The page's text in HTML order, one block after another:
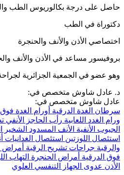
حاصل على درجة بكالوريوس الطب
دكتوراة في الطب
اختصاصي الأذن والأنف والحنجرة
بروفيسور مساعد في الأذن والأنف
وهو عضو في الجمعية الجزائرية
د. عادل شاوش متخصص في:
عادل شاوش متخصص في:
سرطان الغدة الدرقية أورام الغدة
ورام الغدد اللعابية رأب الحاجز الأنفي
الجيوب الأنفية الأنف المسدود الشخير
استئصال اللوزتين استئصال الغدانيات
والرقبة جراحات تشريح الرقبة أمراض
فوق الدرقية أمراض الحنجرة التهاب
الأذن عدوى الجهاز التنفسي العلوي